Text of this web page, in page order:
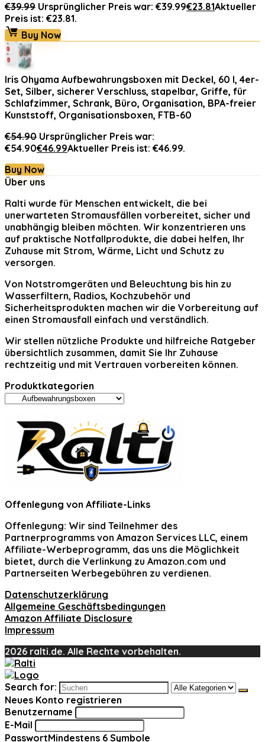
€39.99 Ursprünglicher Preis war: €39.99€23.81Aktueller
Preis ist: €23.81.
Buy Now
Iris Ohyama Aufbewahrungsboxen mit Deckel, 60 l, 4er-
Set, Silber, sicherer Verschluss, stapelbar, Griffe, für
Schlafzimmer, Schrank, Büro, Organisation, BPA-freier
Kunststoff, Organisationsboxen, FTB-60
€54.90 Ursprünglicher Preis war:
€54.90€46.99Aktueller Preis ist: €46.99.
Buy Now
Über uns
Ralti wurde für Menschen entwickelt, die bei
unerwarteten Stromausfällen vorbereitet, sicher und
unabhängig bleiben möchten. Wir konzentrieren uns
auf praktische Notfallprodukte, die dabei helfen, Ihr
Zuhause mit Strom, Wärme, Licht und Schutz zu
versorgen.
Von Notstromgeräten und Beleuchtung bis hin zu
Wasserfiltern, Radios, Kochzubehör und
Sicherheitsprodukten machen wir die Vorbereitung auf
einen Stromausfall einfach und verständlich.
Wir stellen nützliche Produkte und hilfreiche Ratgeber
übersichtlich zusammen, damit Sie Ihr Zuhause
rechtzeitig und mit Vertrauen vorbereiten können.
Produktkategorien
Offenlegung von Affiliate-Links
Offenlegung: Wir sind Teilnehmer des
Partnerprogramms von Amazon Services LLC, einem
Affiliate-Werbeprogramm, das uns die Möglichkeit
bietet, durch die Verlinkung zu Amazon.com und
Partnerseiten Werbegebühren zu verdienen.
Datenschutzerklärung
Allgemeine Geschäftsbedingungen
Amazon Affiliate Disclosure
Impressum
2026 ralti.de. Alle Rechte vorbehalten.
Search for:
Neues Konto registrieren
Benutzername
E-Mail
PasswortMindestens 6 Symbole